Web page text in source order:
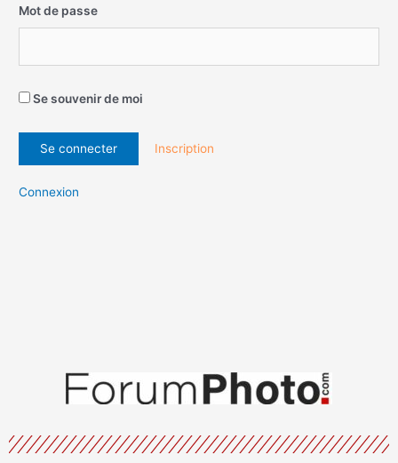
Mot de passe
Se souvenir de moi
Inscription
Connexion